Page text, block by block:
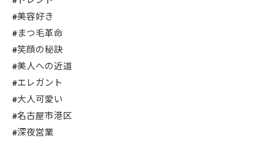
#美容好き
#まつ毛革命
#笑顔の秘訣
#美人への近道
#エレガント
#大人可愛い
#名古屋市港区
#深夜営業